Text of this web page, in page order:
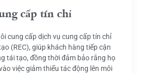
cấp tín chỉ
cung cấp dịch vụ cung cấp tín chỉ
(REC), giúp khách hàng tiếp cận
tái tạo, đồng thời đảm bảo rằng họ
việc giảm thiểu tác động lên môi